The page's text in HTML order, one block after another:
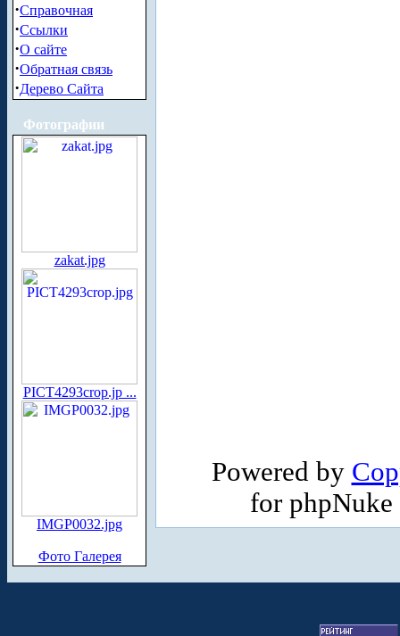
·Справочная
·Ссылки
·О сайте
·Обратная связь
·Дерево Сайта
Фотографии
zakat.jpg
PICT4293crop.jp ...
IMGP0032.jpg
Фото Галерея
Powered by
for